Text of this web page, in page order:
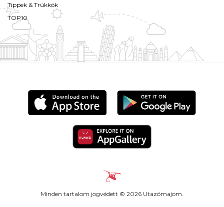
Tippek & Trükkök
TOP10
Minden tartalom jogvédett © 2026 Utazómajom.